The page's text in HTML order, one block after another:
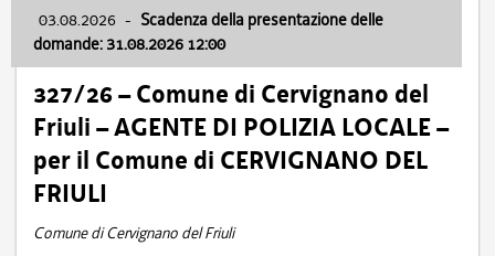
03.08.2026 - Scadenza della presentazione delle
domande: 31.08.2026 12:00
327/26 – Comune di Cervignano del
Friuli – AGENTE DI POLIZIA LOCALE –
per il Comune di CERVIGNANO DEL
FRIULI
Comune di Cervignano del Friuli